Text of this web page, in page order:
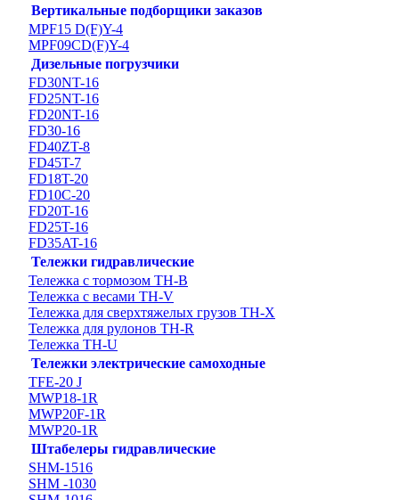
Вертикальные подборщики заказов
MPF15 D(F)Y-4
MPF09CD(F)Y-4
Дизельные погрузчики
FD30NT-16
FD25NT-16
FD20NT-16
FD30-16
FD40ZT-8
FD45T-7
FD18T-20
FD10C-20
FD20T-16
FD25T-16
FD35AT-16
Тележки гидравлические
Тележка с тормозом TH-B
Тележка с весами TH-V
Тележка для сверхтяжелых грузов TH-X
Тележка для рулонов TH-R
Тележка TH-U
Тележки электрические самоходные
TFE-20 J
MWP18-1R
MWP20F-1R
MWP20-1R
Штабелеры гидравлические
SHM-1516
SHM -1030